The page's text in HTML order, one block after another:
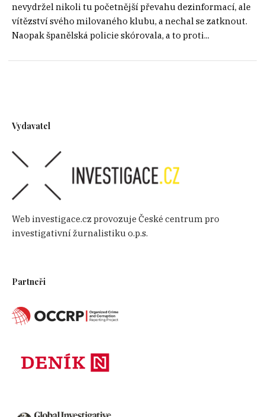
nevydržel nikoli tu početnější převahu dezinformací, ale
vítězství svého milovaného klubu, a nechal se zatknout.
Naopak španělská policie skórovala, a to proti...
Vydavatel
Web investigace.cz provozuje České centrum pro
investigativní žurnalistiku o.p.s.
Partneři